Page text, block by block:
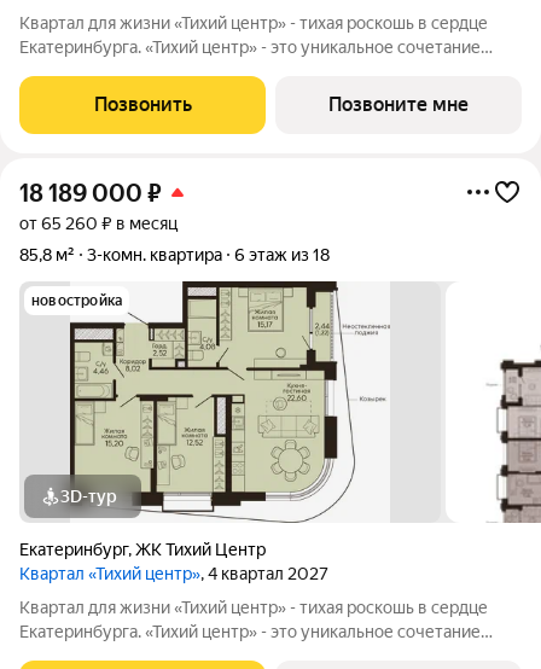
Квартал для жизни «Тихий центр» - тихая роскошь в сердце
Екатеринбурга. «Тихий центр» - это уникальное сочетание
инфраструктуры. Соседство с главными
достопримечательностями, лучшими ресторанами и
Позвонить Позвоните мне
18 189 000 ₽
от 65 260 ₽ в месяц
85,8 м²
3-комн. квартира 6 этаж из 18
новостройка
3D-тур
Екатеринбург,ЖК Тихий Центр
Квартал «Тихий центр», 4 квартал 2027
Квартал для жизни «Тихий центр» - тихая роскошь в сердце
Екатеринбурга. «Тихий центр» - это уникальное сочетание